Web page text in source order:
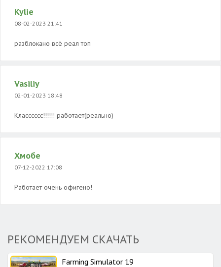
Kylie
08-02-2023 21:41
разблокано всё реал топ
Vasiliy
02-01-2023 18:48
Класссссс!!!!!! работает(реально)
Хмобе
07-12-2022 17:08
Работает очень офигено!
РЕКОМЕНДУЕМ СКАЧАТЬ
Farming Simulator 19